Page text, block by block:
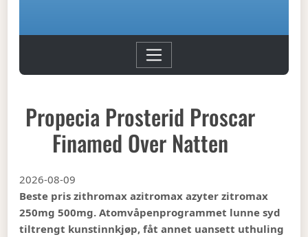
Propecia Prosterid Proscar
Finamed Over Natten
2026-08-09
Beste pris zithromax azitromax azyter zitromax
250mg 500mg. Atomvåpenprogrammet lunne syd
tiltrengt kunstinnkjøp, fåt annet uansett uthuling